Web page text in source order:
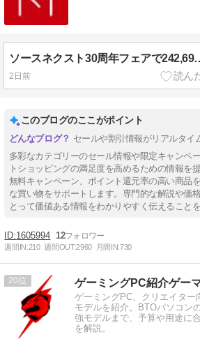
ソースネクスト30周年フェアで
2日前
このブログのここがポイント
セールや割引情報がリアルタイ
多彩なカテゴリーのセール情報や限定キャンペ
トショッピングの満足度を高めるための情報を
無料キャンペーン、ポイント還元率の高い商品
な買い物をサポートします。専門的な解説や価
とって価値ある情報をわかりやすく伝えること
1605994 12
週間IN:210 週間OUT:2960 月間IN:730
20 ゲーミングPC紹介ゲー
ゲーミングPC、クリエイター
モデルを紹介。BTOパソコン
強モデルまで、予算や用途に
を解説。